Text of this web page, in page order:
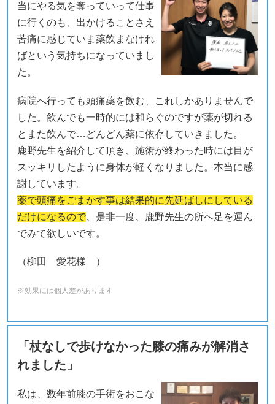
当にやる気を奪っていって仕事
に行くのも、出かけることさえ
苦痛に感じていま薬飲まなけれ
ばという気持ちになっていまし
た。
病院へ行っても頭痛薬を飲む、これしかありませんで
した。飲んでも一時的には和らぐのですが薬が切れる
とまた飲んで…どんどん薬に依存していきました。
鹿野先生を紹介して頂き、施術が終わった時には目が
スッキリしたように身体が軽くなりました。本当に感
謝しています。
薬で頭痛をごまかす事は結果的に先延ばしにしている
だけになるので 、是非一度、鹿野先生の所へ足を運ん
でみて欲しいです。
（柳田 愛花様 ）
※効果には個人差があります
「杖なしで歩けなかった膝の痛みが解消さ
れました」
私は、数年前膝の手術をおこな